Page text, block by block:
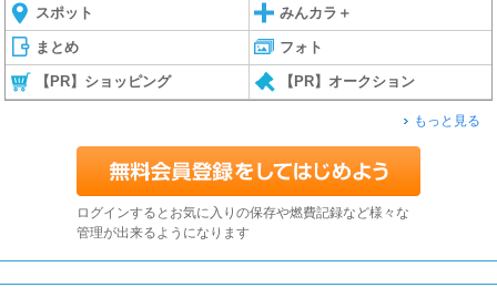
スポット みんカラ＋
まとめ フォト
【PR】ショッピング 【PR】オークション
もっと見る
ログインするとお気に入りの保存や燃費記録など様々な
管理が出来るようになります